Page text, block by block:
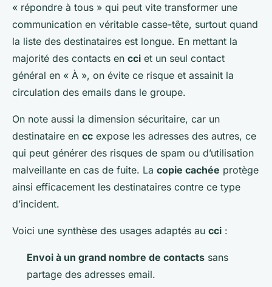
« répondre à tous » qui peut vite transformer une
communication en véritable casse-tête, surtout quand
la liste des destinataires est longue. En mettant la
majorité des contacts en cci et un seul contact
général en « À », on évite ce risque et assainit la
circulation des emails dans le groupe.
On note aussi la dimension sécuritaire, car un
destinataire en cc expose les adresses des autres, ce
qui peut générer des risques de spam ou d’utilisation
malveillante en cas de fuite. La copie cachée protège
ainsi efficacement les destinataires contre ce type
d’incident.
Voici une synthèse des usages adaptés au cci :
Envoi à un grand nombre de contacts sans
partage des adresses email.